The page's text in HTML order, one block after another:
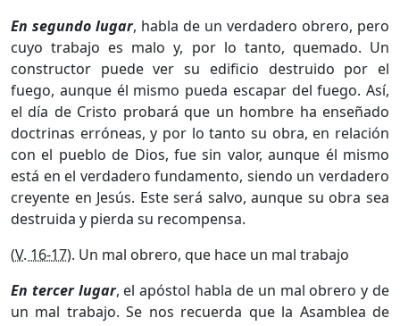
En segundo lugar, habla de un verdadero obrero, pero
cuyo trabajo es malo y, por lo tanto, quemado. Un
constructor puede ver su edificio destruido por el
fuego, aunque él mismo pueda escapar del fuego. Así,
el día de Cristo probará que un hombre ha enseñado
doctrinas erróneas, y por lo tanto su obra, en relación
con el pueblo de Dios, fue sin valor, aunque él mismo
está en el verdadero fundamento, siendo un verdadero
creyente en Jesús. Este será salvo, aunque su obra sea
destruida y pierda su recompensa.
(V. 16-17). Un mal obrero, que hace un mal trabajo
En tercer lugar, el apóstol habla de un mal obrero y de
un mal trabajo. Se nos recuerda que la Asamblea de